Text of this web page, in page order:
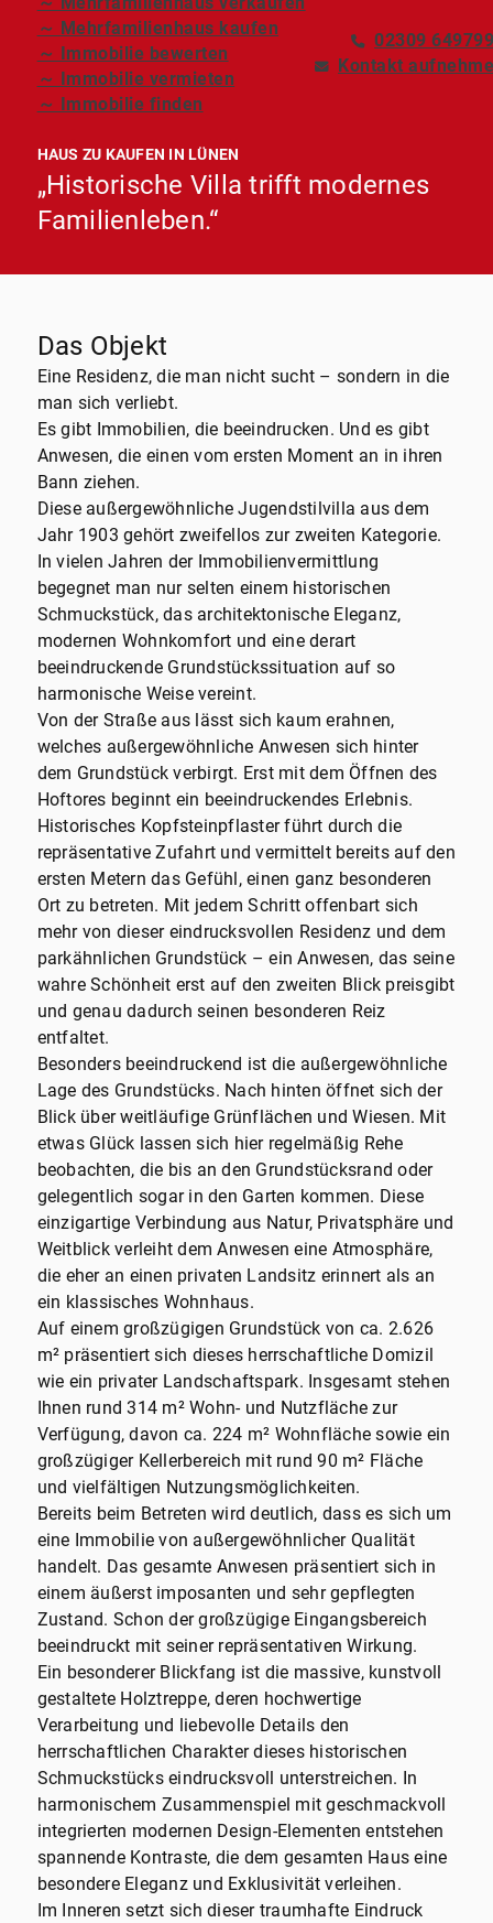
～ Mehrfamilienhaus kaufen
～ Immobilie bewerten
～ Immobilie vermieten
～ Immobilie finden
02309
Kontakt
HAUS ZU KAUFEN IN LÜNEN
„Historische Villa trifft modernes
Familienleben.“
Das Objekt
Eine Residenz, die man nicht sucht – sondern in die
man sich verliebt.
Es gibt Immobilien, die beeindrucken. Und es gibt
Anwesen, die einen vom ersten Moment an in ihren
Bann ziehen.
Diese außergewöhnliche Jugendstilvilla aus dem
Jahr 1903 gehört zweifellos zur zweiten Kategorie.
In vielen Jahren der Immobilienvermittlung
begegnet man nur selten einem historischen
Schmuckstück, das architektonische Eleganz,
modernen Wohnkomfort und eine derart
beeindruckende Grundstückssituation auf so
harmonische Weise vereint.
Von der Straße aus lässt sich kaum erahnen,
welches außergewöhnliche Anwesen sich hinter
dem Grundstück verbirgt. Erst mit dem Öffnen des
Hoftores beginnt ein beeindruckendes Erlebnis.
Historisches Kopfsteinpflaster führt durch die
repräsentative Zufahrt und vermittelt bereits auf den
ersten Metern das Gefühl, einen ganz besonderen
Ort zu betreten. Mit jedem Schritt offenbart sich
mehr von dieser eindrucksvollen Residenz und dem
parkähnlichen Grundstück – ein Anwesen, das seine
wahre Schönheit erst auf den zweiten Blick preisgibt
und genau dadurch seinen besonderen Reiz
entfaltet.
Besonders beeindruckend ist die außergewöhnliche
Lage des Grundstücks. Nach hinten öffnet sich der
Blick über weitläufige Grünflächen und Wiesen. Mit
etwas Glück lassen sich hier regelmäßig Rehe
beobachten, die bis an den Grundstücksrand oder
gelegentlich sogar in den Garten kommen. Diese
einzigartige Verbindung aus Natur, Privatsphäre und
Weitblick verleiht dem Anwesen eine Atmosphäre,
die eher an einen privaten Landsitz erinnert als an
ein klassisches Wohnhaus.
Auf einem großzügigen Grundstück von ca. 2.626
m² präsentiert sich dieses herrschaftliche Domizil
wie ein privater Landschaftspark. Insgesamt stehen
Ihnen rund 314 m² Wohn- und Nutzfläche zur
Verfügung, davon ca. 224 m² Wohnfläche sowie ein
großzügiger Kellerbereich mit rund 90 m² Fläche
und vielfältigen Nutzungsmöglichkeiten.
Bereits beim Betreten wird deutlich, dass es sich um
eine Immobilie von außergewöhnlicher Qualität
handelt. Das gesamte Anwesen präsentiert sich in
einem äußerst imposanten und sehr gepflegten
Zustand. Schon der großzügige Eingangsbereich
beeindruckt mit seiner repräsentativen Wirkung.
Ein besonderer Blickfang ist die massive, kunstvoll
gestaltete Holztreppe, deren hochwertige
Verarbeitung und liebevolle Details den
herrschaftlichen Charakter dieses historischen
Schmuckstücks eindrucksvoll unterstreichen. In
harmonischem Zusammenspiel mit geschmackvoll
integrierten modernen Design-Elementen entstehen
spannende Kontraste, die dem gesamten Haus eine
besondere Eleganz und Exklusivität verleihen.
Im Inneren setzt sich dieser traumhafte Eindruck